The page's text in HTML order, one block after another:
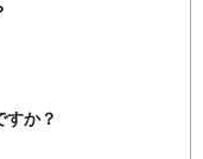
すか？